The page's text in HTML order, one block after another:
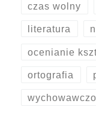
czas wolny
literatura
ocenianie
ortografia
wychowawczo